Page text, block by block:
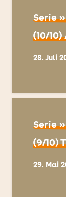
Serie
(10/
28. Juli
Serie
(9/10)
29. Mai